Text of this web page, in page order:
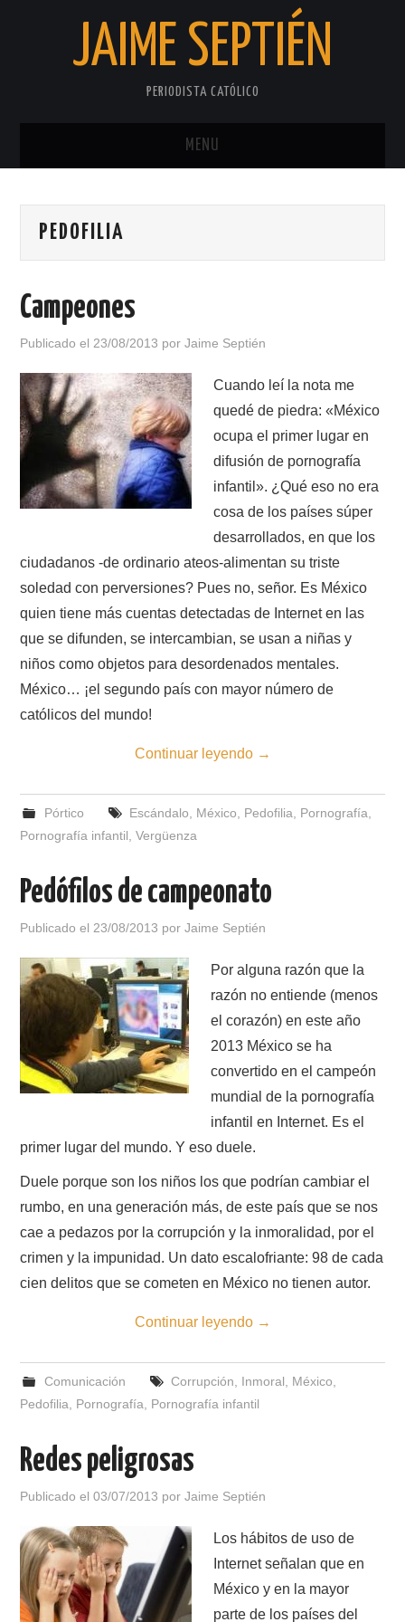
JAIME SEPTIÉN
PERIODISTA CATÓLICO
MENU
SOBRE EL AUTOR
PEDOFILIA
Campeones
Publicado el 23/08/2013 porJaime Septién
Cuando leí la nota me
quedé de piedra: «México
ocupa el primer lugar en
difusión de pornografía
infantil». ¿Qué eso no era
cosa de los países súper
desarrollados, en que los
ciudadanos -de ordinario ateos-alimentan su triste
soledad con perversiones? Pues no, señor. Es México
quien tiene más cuentas detectadas de Internet en las
que se difunden, se intercambian, se usan a niñas y
niños como objetos para desordenados mentales.
México… ¡el segundo país con mayor número de
católicos del mundo!
Continuar leyendo →
Pórtico Escándalo México Pedofilia Pornografía
Pornografía infantil ,Vergüenza
Pedófilos de campeonato
Publicado el 23/08/2013 porJaime Septién
Por alguna razón que la
razón no entiende (menos
el corazón) en este año
2013 México se ha
convertido en el campeón
mundial de la pornografía
infantil en Internet. Es el
primer lugar del mundo. Y eso duele.
Duele porque son los niños los que podrían cambiar el
rumbo, en una generación más, de este país que se nos
cae a pedazos por la corrupción y la inmoralidad, por el
crimen y la impunidad. Un dato escalofriante: 98 de cada
cien delitos que se cometen en México no tienen autor.
Continuar leyendo →
Comunicación Corrupción Inmoral México
Pedofilia
Pornografía Pornografía infantil
Redes peligrosas
Publicado el03/07/2013 porJaime Septién
Los hábitos de uso de
Internet señalan que en
México y en la mayor
parte de los países del